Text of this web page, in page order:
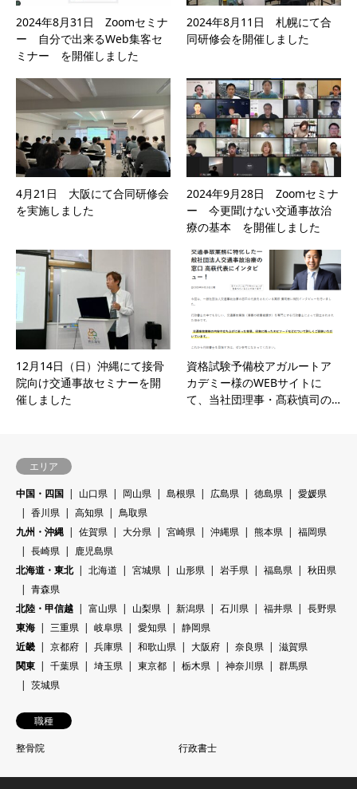
2024年8月31日 Zoomセミナ
ー 自分で出来るWeb集客セ
ミナー を開催しました
2024年8月11日 札幌にて合
同研修会を開催しました
4月21日 大阪にて合同研修会
を実施しました
2024年9月28日 Zoomセミナ
ー 今更聞けない交通事故治
療の基本 を開催しました
12月14日（日）沖縄にて接骨
院向け交通事故セミナーを開
催しました
資格試験予備校アガルートア
カデミー様のWEBサイトに
て、当社団理事・髙萩慎司の…
エリア
中国・四国
山口県 岡山県 島根県 広島県 徳島県
愛媛県
香川県
高知県
鳥取県
九州・沖縄
佐賀県 大分県 宮崎県 沖縄県 熊本県
福岡県
長崎県
鹿児島県
北海道・東北
北海道 宮城県 山形県 岩手県 福島県
秋田県
青森県
北陸・甲信越
富山県 山梨県 新潟県 石川県 福井県
長野県
東海
三重県 岐阜県 愛知県
静岡県
近畿
京都府 兵庫県 和歌山県 大阪府 奈良県
滋賀県
関東
千葉県 埼玉県 東京都 栃木県 神奈川県
群馬県
茨城県
職種
整骨院
行政書士